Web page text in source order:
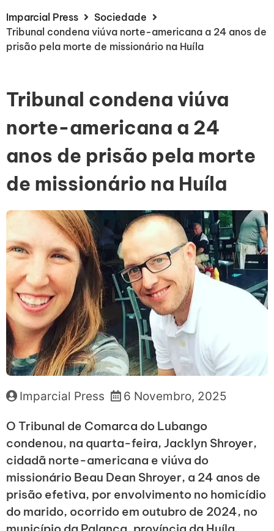
Imparcial Press
Sociedade
Tribunal condena viúva norte-americana a 24 anos de
prisão pela morte de missionário na Huíla
Tribunal condena viúva
norte-americana a 24
anos de prisão pela morte
de missionário na Huíla
Imparcial Press 6 Novembro, 2025
O Tribunal de Comarca do Lubango
condenou, na quarta-feira, Jacklyn Shroyer,
cidadã norte-americana e viúva do
missionário Beau Dean Shroyer, a 24 anos de
prisão efetiva, por envolvimento no homicídio
do marido, ocorrido em outubro de 2024, no